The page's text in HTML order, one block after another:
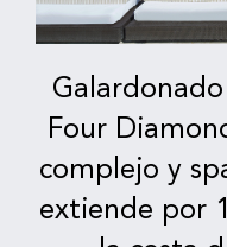
Four
complejo y
extiende por